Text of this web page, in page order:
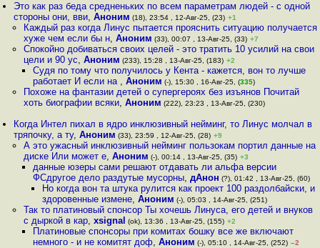
Это как раз беда средненьких по всем параметрам людей - с одной
стороны они, вви,Аноним (18), 23:54 , 12-Авг-25, (23) +1
Каждый раз когда Линус пытается прояснить ситуацию получается
хуже чем если бы н, Аноним (33), 00:07 , 13-Авг-25, (33) +7
Спокойно добиваться своих целей - это тратить 10 усилий на свои
цели и 90 ус, Аноним (233), 15:28 , 13-Авг-25, (183) +2
Судя по тому что получилось у Кента - кажется, вон то лучше
работает И если на , Аноним (-), 15:30 , 16-Авг-25, (335)
Похоже на фантазии детей о супергероях без изъянов Почитай
хоть биографии всяки, Аноним (222), 23:23 , 13-Авг-25, (230)
Когда Интел пихал в ядро инклюзивный нейминг, то Линус молчал в
тряпочку, а ту,Аноним (33), 23:59 , 12-Авг-25, (28) +9
А это ужасный инклюзивный нейминг пользокам портил данные на
диске Или может е, Аноним (-), 00:14 , 13-Авг-25, (35) +3
данные юзеры сами решают отдавать ли альфа версии
ФСдругое дело раздутые мусорны, дАнон (?), 01:42 , 13-Авг-25, (60)
Но когда вон та штука рулится как проект 100 раздолбайски, и
здоровенные измене,Аноним (-), 05:03 , 14-Авг-25, (251)
Так то платиновый спонсор Ты хочешь Линуса, его детей и внуков
с дыркой в кар, xsignal (ok), 13:36 , 13-Авг-25, (155) +2
Платиновые спонсоры при комитах бошку все же включают
немного - и не комитят доф, Аноним (-), 05:10 , 14-Авг-25, (252) –2